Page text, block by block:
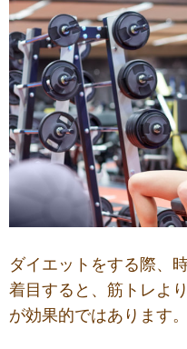
ダイエットをする際、
着目すると、筋トレよ
が効果的ではあります。